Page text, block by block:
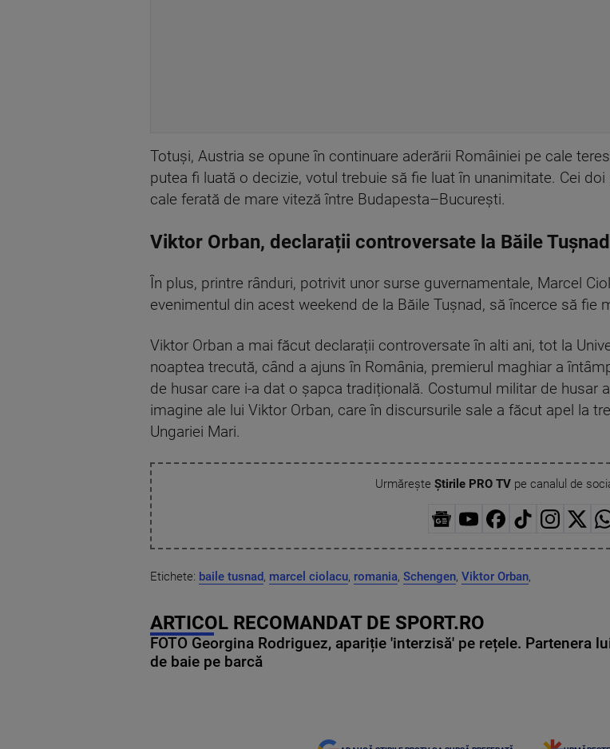
Totuși, Austria se opune în continuare aderării Româiniei pe cale
putea fi luată o decizie, votul trebuie să fie luat în unanimitate. Cei
cale ferată de mare viteză între Budapesta–București.
Viktor Orban, declarații controversate la Băile Tușnad
În plus, printre rânduri, potrivit unor surse guvernamentale, Marcel
evenimentul din acest weekend de la Băile Tușnad, să încerce să fie
Viktor Orban a mai făcut declarații controversate în alti ani, tot la
noaptea trecută, când a ajuns în România, premierul maghiar a
de husar care i-a dat o șapca tradițională. Costumul militar de
imagine ale lui Viktor Orban, care în discursurile sale a făcut apel la
Ungariei Mari.
Urmărește Știrile PRO TVpe canalul de
Etichete: baile tusnad, marcel ciolacu, romania, Schengen, Viktor Orban,
ARTICOL RECOMANDAT DE SPORT.RO
FOTO Georgina Rodriguez, apariție 'interzisă' pe rețele. Partenera
de baie pe barcă